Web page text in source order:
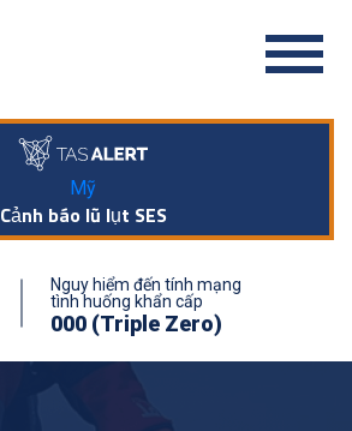
Mỹ
Cảnh báo lũ lụt SES
Nguy hiểm đến tính mạng
tình huống khẩn cấp
000 (Triple Zero)